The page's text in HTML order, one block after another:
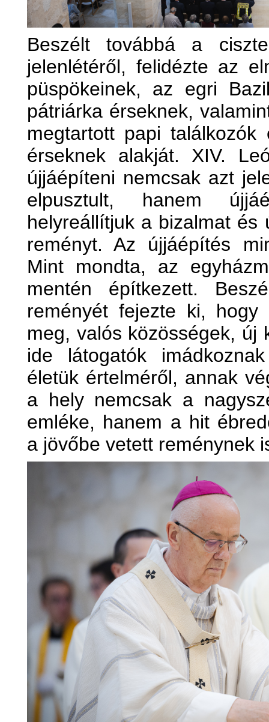
Beszélt továbbá a
jelenlétéről, felidézte az
püspökeinek, az egri
pátriárka érseknek,
megtartott papi találkozók
érseknek alakját. XIV.
újjáépíteni nemcsak azt
elpusztult, hanem
helyreállítjuk a bizalmat és
reményt. Az újjáépítés
Mint mondta, az
mentén építkezett.
reményét fejezte ki,
meg, valós közösségek, új
ide látogatók
életük értelméről, annak
a hely nemcsak a
emléke, hanem a hit
a jövőbe vetett reménynek